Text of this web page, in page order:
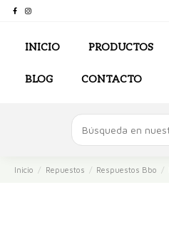
INICIO PRODUCTOS
BLOG CONTACTO
Inicio Repuestos Respuestos Bbo